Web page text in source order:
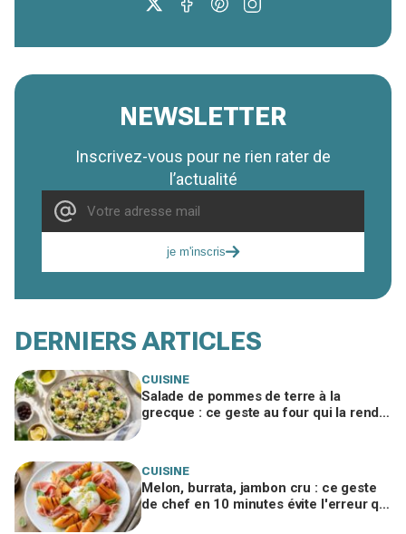
NEWSLETTER
Inscrivez-vous pour ne rien rater de
l’actualité
je m'inscris
DERNIERS ARTICLES
CUISINE
Salade de pommes de terre à la
grecque : ce geste au four qui la rend
CUISINE
Melon, burrata, jambon cru : ce geste
de chef en 10 minutes évite l'erreur qui